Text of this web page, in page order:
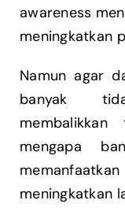
awareness
meningkatkan
Namun agar
banyak
mengapa
meningkatkan